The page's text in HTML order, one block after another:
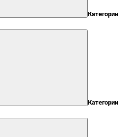
Категории
Категории